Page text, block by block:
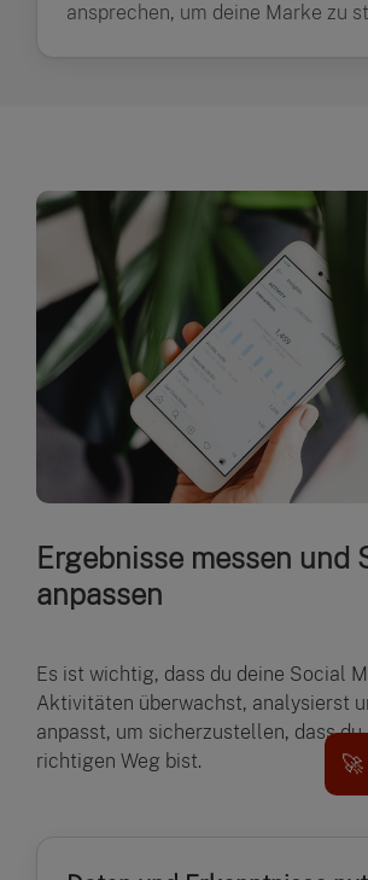
ansprechen, um deine Marke zu
Ergebnisse messen und
anpassen
Es ist wichtig, dass du deine Social
Aktivitäten überwachst, analysierst
anpasst, um sicherzustellen, dass du
richtigen Weg bist.